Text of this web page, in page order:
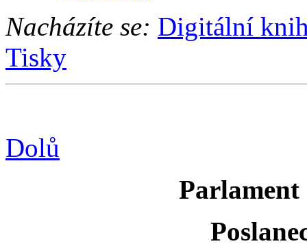
Nacházíte se: Digitální
Tisky
Dolů
Parlament